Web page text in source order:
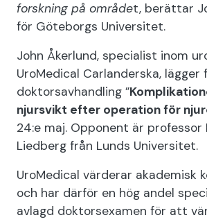
forskning på området, berättar
för Göteborgs Universitet.
John Åkerlund, specialist inom
UroMedical Carlanderska, lägger
doktorsavhandling ”
njursvikt efter operation för
24:e maj. Opponent är professor
Liedberg från Lunds Universitet.
UroMedical värderar akademisk
och har därför en hög andel
avlagd doktorsexamen för att